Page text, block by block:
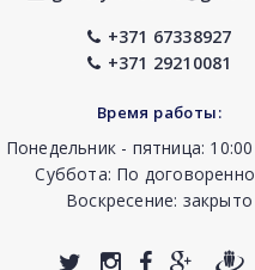
+371 67338927
+371 29210081
Время работы:
Понедельник - пятница:
Суббота: По
Воскресение: закрыто